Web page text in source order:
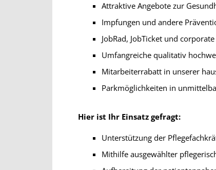
Attraktive Angebote zur
Impfungen und andere
JobRad, JobTicket und
Umfangreiche qualitativ
Mitarbeiterrabatt in unserer
Parkmöglichkeiten in
Hier ist Ihr Einsatz gefragt:
Unterstützung der
Mithilfe ausgewählter